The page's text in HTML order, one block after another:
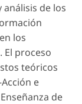
de los
los
El proceso
teóricos
e
de